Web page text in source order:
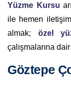
Yüzme Kursu
ile hemen
almak; özel
çalışmalarına
Göztepe